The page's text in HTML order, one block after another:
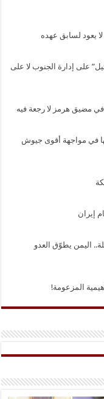
يعود لسابق عهده
على إدارة الجنوب لا على
مضيق هرمز لا رجعة فيه
في مواجهة أقوى جيوش
إيران
اليمن يطوّق العدو
المزعومة!